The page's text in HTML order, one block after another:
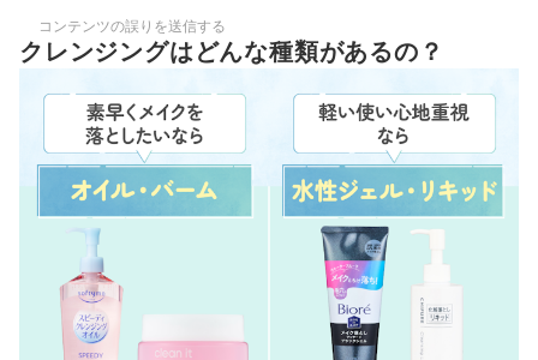
コンテンツの誤りを送信する
クレンジングはどんな種類があるの？